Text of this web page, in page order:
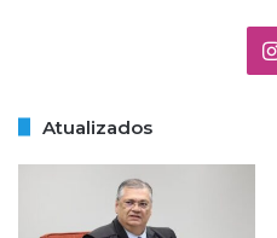
Atualizados